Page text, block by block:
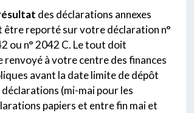
des déclarations annexes
être reporté sur votre déclaration n°
ou n° 2042 C. Le tout doit
renvoyé à votre centre des finances
avant la date limite de dépôt
déclarations (mi-mai pour les
papiers et entre fin mai et